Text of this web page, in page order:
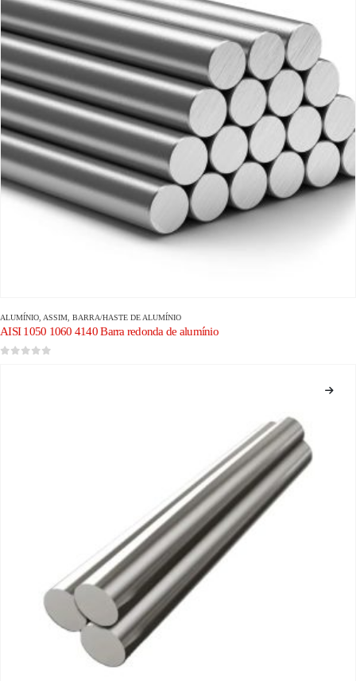
ALUMÍNIO , ASSIM, BARRA/HASTE DE ALUMÍNIO
AISI 1050 1060 4140 Barra redonda de alumínio